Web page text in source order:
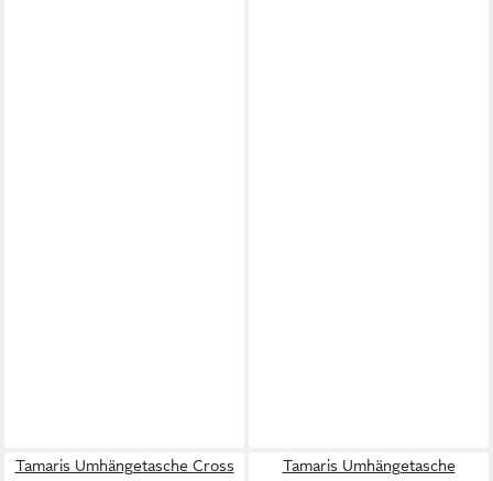
Tamaris Umhängetasche Cross
Tamaris Umhängetasche